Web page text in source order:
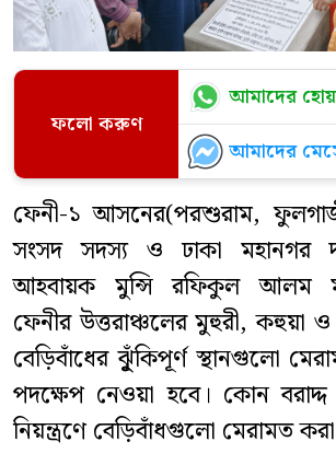
ফলো করুণ
আমাদের
আমাদের
ফেনী-১ আসনের(পরশুরাম,
সংসদ সদস্য ও ঢাকা মহানগর
আহবায়ক মুন্সি রফিকুল আলম
ফেনীর উত্তরাঞ্চলের মুহুরী, কহুয়া ও
বেড়িবাঁধের ঝুূঁকিপূর্ণ স্থানগুলো
পদক্ষেপ নেওয়া হবে। কোন
নিয়ন্ত্রণে বেড়িবাঁধগুলো মেরামত